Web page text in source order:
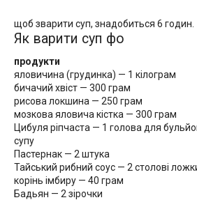
щоб зварити суп, знадобиться 6 годин.
Як варити суп фо
продукти
яловичина (грудинка) — 1 кілограм
бичачий хвіст — 300 грам
рисова локшина — 250 грам
мозкова яловича кістка — 300 грам
Цибуля ріпчаста — 1 голова для
супу
Пастернак — 2 штука
Тайський рибний соус — 2 столові
корінь імбиру — 40 грам
Бадьян — 2 зірочки